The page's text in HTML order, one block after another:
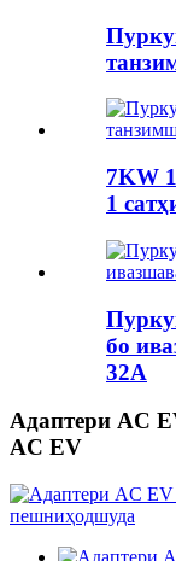
7KW
1
бо
32A
Адаптери AC
AC EV